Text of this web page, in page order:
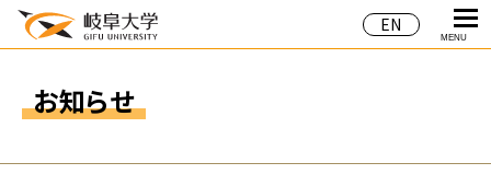
EN
MENU
お知らせ